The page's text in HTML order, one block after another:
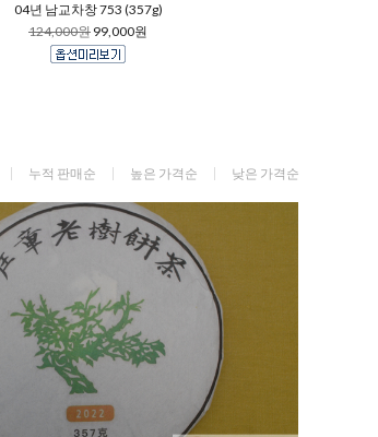
04년 남교차창 753 (357g)
124,000원 99,000원
누적 판매순 높은 가격순 낮은 가격순